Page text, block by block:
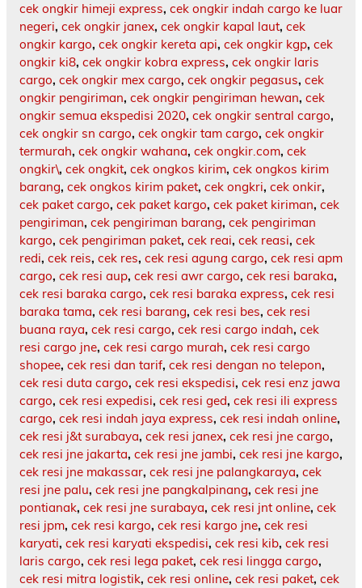
cek ongkir himeji express, cek ongkir indah cargo ke luar
negeri, cek ongkir janex, cek ongkir kapal laut, cek
ongkir kargo, cek ongkir kereta api, cek ongkir kgp, cek
ongkir ki8, cek ongkir kobra express, cek ongkir laris
cargo, cek ongkir mex cargo, cek ongkir pegasus, cek
ongkir pengiriman, cek ongkir pengiriman hewan, cek
ongkir semua ekspedisi 2020, cek ongkir sentral cargo,
cek ongkir sn cargo, cek ongkir tam cargo, cek ongkir
termurah, cek ongkir wahana, cek ongkir.com, cek
ongkir\, cek ongkit, cek ongkos kirim, cek ongkos kirim
barang, cek ongkos kirim paket, cek ongkri, cek onkir,
cek paket cargo, cek paket kargo, cek paket kiriman, cek
pengiriman, cek pengiriman barang, cek pengiriman
kargo, cek pengiriman paket, cek reai, cek reasi, cek
redi, cek reis, cek res, cek resi agung cargo, cek resi apm
cargo, cek resi aup, cek resi awr cargo, cek resi baraka,
cek resi baraka cargo, cek resi baraka express, cek resi
baraka tama, cek resi barang, cek resi bes, cek resi
buana raya, cek resi cargo, cek resi cargo indah, cek
resi cargo jne, cek resi cargo murah, cek resi cargo
shopee, cek resi dan tarif, cek resi dengan no telepon,
cek resi duta cargo, cek resi ekspedisi, cek resi enz jawa
cargo, cek resi expedisi, cek resi ged, cek resi ili express
cargo, cek resi indah jaya express, cek resi indah online,
cek resi j&t surabaya, cek resi janex, cek resi jne cargo,
cek resi jne jakarta, cek resi jne jambi, cek resi jne kargo,
cek resi jne makassar, cek resi jne palangkaraya, cek
resi jne palu, cek resi jne pangkalpinang, cek resi jne
pontianak, cek resi jne surabaya, cek resi jnt online, cek
resi jpm, cek resi kargo, cek resi kargo jne, cek resi
karyati, cek resi karyati ekspedisi, cek resi kib, cek resi
laris cargo, cek resi lega paket, cek resi lingga cargo,
cek resi mitra logistik, cek resi online, cek resi paket, cek